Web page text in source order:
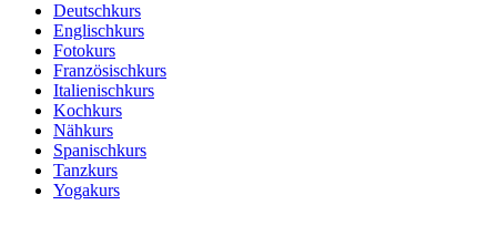
Deutschkurs
Englischkurs
Fotokurs
Französischkurs
Italienischkurs
Kochkurs
Nähkurs
Spanischkurs
Tanzkurs
Yogakurs